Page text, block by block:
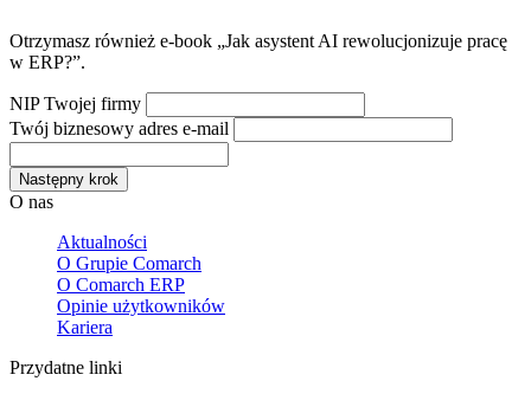
Otrzymasz również e-book „Jak asystent AI rewolucjonizuje pracę
w ERP?”.
NIP Twojej firmy
Twój biznesowy adres e-mail
Następny krok
O nas
Aktualności
O Grupie Comarch
O Comarch ERP
Opinie użytkowników
Kariera
Przydatne linki